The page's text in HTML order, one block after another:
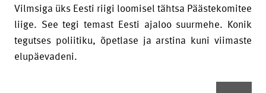
Vilmsiga üks Eesti riigi loomisel tähtsa Päästekomitee
liige. See tegi temast Eesti ajaloo suurmehe. Konik
tegutses poliitiku, õpetlase ja arstina kuni viimaste
elupäevadeni.